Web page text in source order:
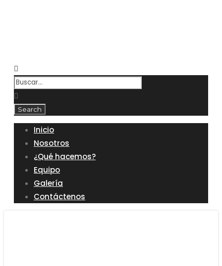
Inicio
Nosotros
¿Qué hacemos?
Equipo
Galería
Contáctenos